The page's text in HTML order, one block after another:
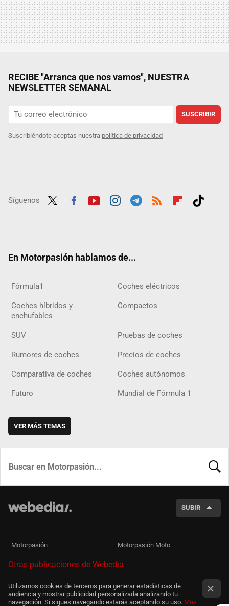
RECIBE "Arranca que nos vamos", NUESTRA
NEWSLETTER SEMANAL
SUSCRIBIR
Suscribiéndote aceptas nuestra política de privacidad
Síguenos
En Motorpasión hablamos de...
Fórmula1 Coches eléctricos
Coches híbridos y
enchufables
Compactos
SUV Pruebas de coches
Rumores de coches Precios de coches
Comparativa de coches Coches autónomos
Futuro Mundial de Fórmula 1
VER MÁS TEMAS
SUBIR
Motorpasión Motorpasión Moto
Otras publicaciones de Webedia
Utilizamos cookies de terceros para generar estadísticas de
audiencia y mostrar publicidad personalizada analizando tu
navegación. Si sigues navegando estarás aceptando su uso. Más